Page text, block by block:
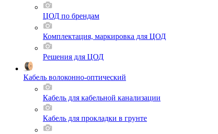
ЦОД по брендам
Комплектация, маркировка для ЦОД
Решения для ЦОД
Кабель волоконно-оптический
Кабель для кабельной канализации
Кабель для прокладки в грунте